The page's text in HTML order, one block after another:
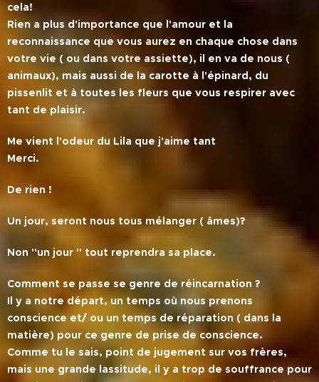
cela!
Rien a plus d'importance que l'amour et la
reconnaissance que vous aurez en chaque chose dans
votre vie ( ou dans votre assiette), il en va de nous (
animaux), mais aussi de la carotte à l'épinard, du
pissenlit et à toutes les fleurs que vous respirer avec
tant de plaisir.
Me vient l'odeur du Lila que j'aime tant
Merci.
De rien !
Un jour, seront nous tous mélanger ( âmes)?
Non ''un jour '' tout reprendra sa place.
Comment se passe se genre de réincarnation ?
Il y a notre départ, un temps où nous prenons
conscience et/ ou un temps de réparation ( dans la
matière) pour ce genre de prise de conscience.
Comme tu le sais, point de jugement sur vos frères,
mais une grande lassitude, il y a trop de souffrance pour